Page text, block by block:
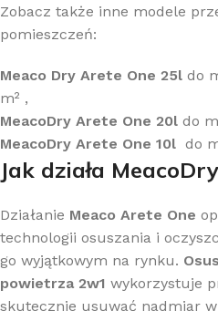
Zobacz także inne modele
pomieszczeń:
Meaco Dry Arete One 25l do
m² ,
MeacoDry Arete One 20l do
MeacoDry Arete One 10l do
Jak działa
Działanie Meaco Arete One
technologii osuszania i
go wyjątkowym na rynku.
powietrza 2w1 wykorzystuje
skutecznie usuwać nadmiar